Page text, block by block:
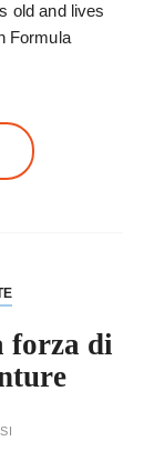
old and lives
Formula
forza di